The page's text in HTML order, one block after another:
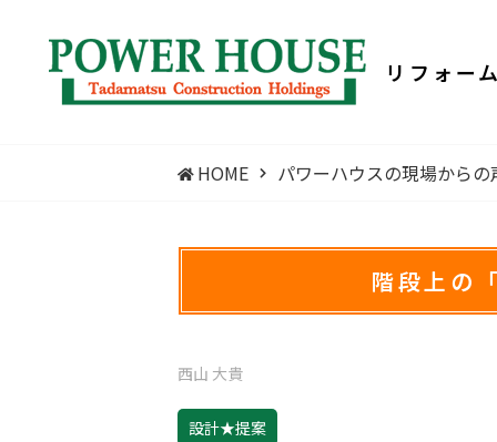
リフォー
HOME パワーハウスの現場からの
階段上の
西山 大貴
設計★提案